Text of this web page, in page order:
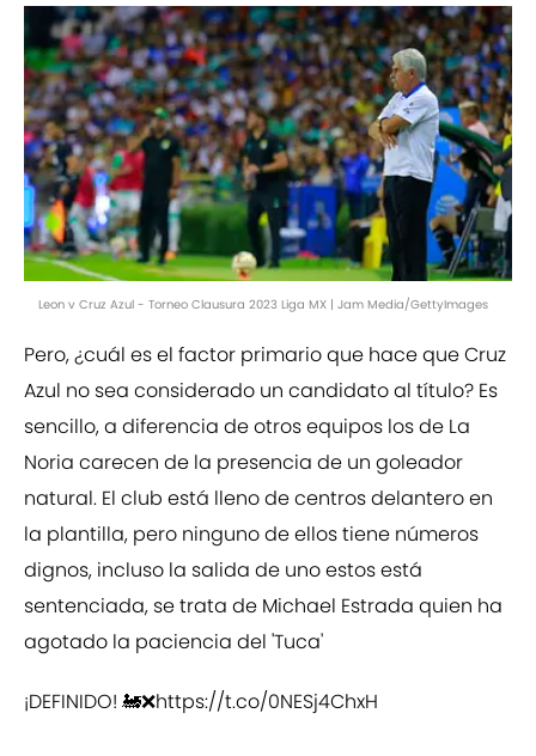
Leon v Cruz Azul - Torneo Clausura 2023 Liga MX | Jam Media/GettyImages
Pero, ¿cuál es el factor primario que hace que Cruz
Azul no sea considerado un candidato al título? Es
sencillo, a diferencia de otros equipos los de La
Noria carecen de la presencia de un goleador
natural. El club está lleno de centros delantero en
la plantilla, pero ninguno de ellos tiene números
dignos, incluso la salida de uno estos está
sentenciada, se trata de Michael Estrada quien ha
agotado la paciencia del 'Tuca'
¡DEFINIDO! 🚂❌https://t.co/0NESj4ChxH